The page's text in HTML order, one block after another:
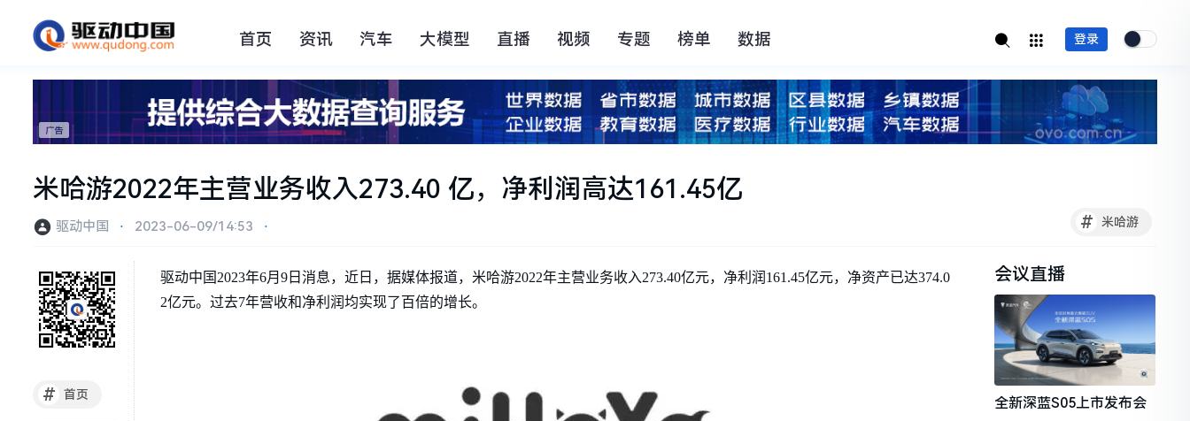
首页 资讯 汽车 大模型 直播 视频 专题 榜单 数据 登录
米哈游2022年主营业务收入273.40 亿，净利润高达161.45亿
# 米哈游
驱动中国 ⋅ 2023-06-09/14:53 ⋅
# 首页
驱动中国2023年6月9日消息，近日，据媒体报道，米哈游2022年主营业务收入273.40亿元，净利润161.45亿元，净资产已达374.0
2亿元。过去7年营收和净利润均实现了百倍的增长。
会议直播
全新深蓝S05上市发布会